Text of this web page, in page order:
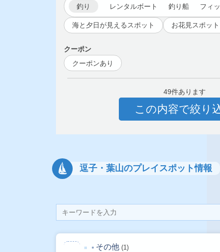
釣り レンタルボート 釣り船 フィ
海と夕日が見えるスポット お花見スポット
クーポン
クーポンあり
49件あります
この内容で絞り
逗子・葉山のプレイスポット情報
その他 (1)